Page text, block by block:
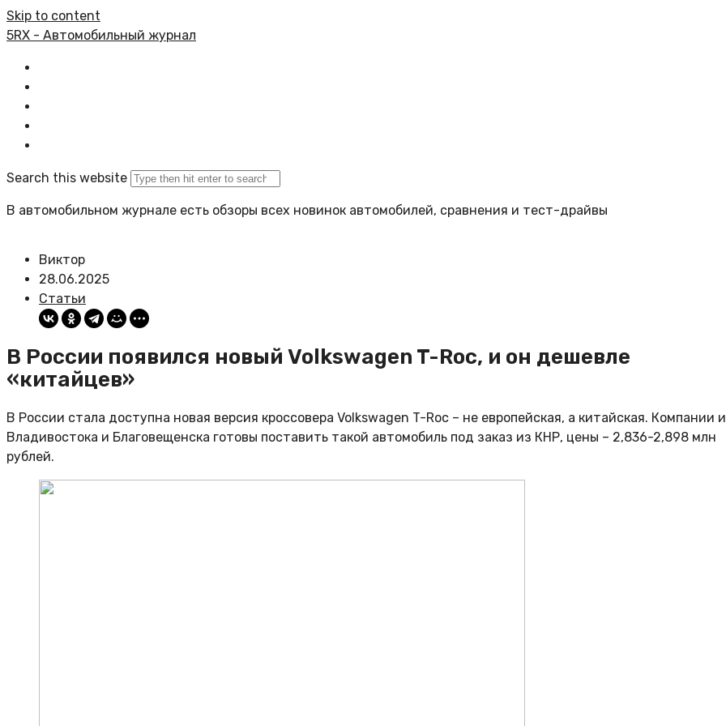
Skip to content
5RX - Автомобильный журнал
Search this website
В автомобильном журнале есть обзоры всех новинок автомобилей, сравнения и тест-драйвы
Виктор
28.06.2025
Статьи
В России появился новый Volkswagen T-Roc, и он дешевле
«китайцев»
В России стала доступна новая версия кроссовера Volkswagen T-Roc – не европейская, а китайская. Компании
Владивостока и Благовещенска готовы поставить такой автомобиль под заказ из КНР, цены – 2,836-2,898 млн
рублей.